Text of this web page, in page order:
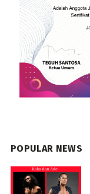
POPULAR NEWS